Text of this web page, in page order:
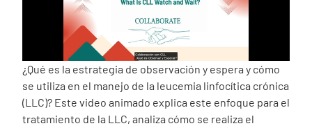
Board of Directors
2026 Programs
Partners
¿Qué es la estrategia de observación y espera y cómo
se utiliza en el manejo de la leucemia linfocítica crónica
(LLC)? Este video animado explica este enfoque para el
tratamiento de la LLC, analiza cómo se realiza el